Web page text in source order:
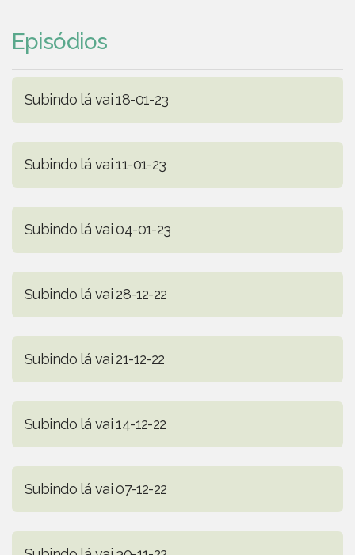
Episódios
Subindo lá vai 18-01-23
Subindo lá vai 11-01-23
Subindo lá vai 04-01-23
Subindo lá vai 28-12-22
Subindo lá vai 21-12-22
Subindo lá vai 14-12-22
Subindo lá vai 07-12-22